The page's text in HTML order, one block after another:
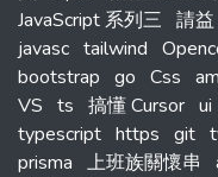
JavaScript 系列三 請益
javasc tailwind
bootstrap go Css
VS ts 搞懂 Cursor ui
typescript https git
prisma 上班族關懷串